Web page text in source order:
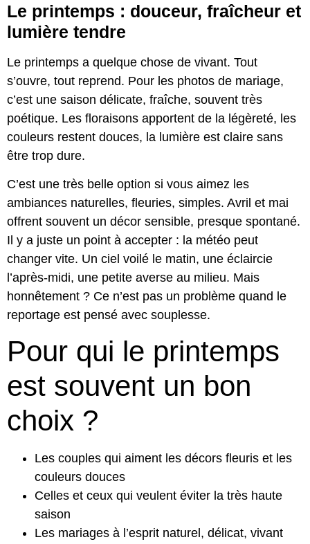
Le printemps : douceur, fraîcheur et
lumière tendre
Le printemps a quelque chose de vivant. Tout
s’ouvre, tout reprend. Pour les photos de mariage,
c’est une saison délicate, fraîche, souvent très
poétique. Les floraisons apportent de la légèreté, les
couleurs restent douces, la lumière est claire sans
être trop dure.
C’est une très belle option si vous aimez les
ambiances naturelles, fleuries, simples. Avril et mai
offrent souvent un décor sensible, presque spontané.
Il y a juste un point à accepter : la météo peut
changer vite. Un ciel voilé le matin, une éclaircie
l’après-midi, une petite averse au milieu. Mais
honnêtement ? Ce n’est pas un problème quand le
reportage est pensé avec souplesse.
Pour qui le printemps
est souvent un bon
choix ?
Les couples qui aiment les décors fleuris et les
couleurs douces
Celles et ceux qui veulent éviter la très haute
saison
Les mariages à l’esprit naturel, délicat, vivant